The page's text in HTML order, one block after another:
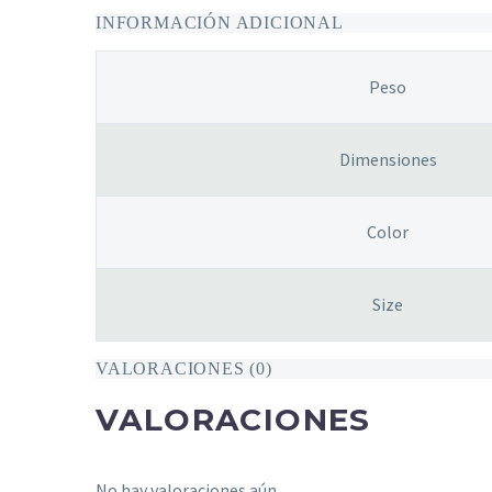
INFORMACIÓN ADICIONAL
Peso
Dimensiones
Color
Size
VALORACIONES (0)
VALORACIONES